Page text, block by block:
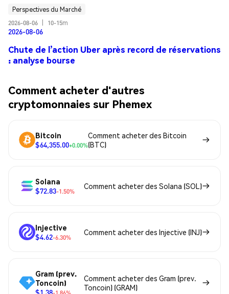
Perspectives du Marché
2026-08-06
10-15m
2026-08-06
Chute de l’action Uber après record de réservations
: analyse bourse
Comment acheter d'autres
cryptomonnaies sur Phemex
Bitcoin
$64,355.00+0.00%
Comment acheter des Bitcoin
(BTC)
Solana
$72.83-1.50%
Comment acheter des Solana (SOL)
Injective
$4.62-6.30%
Comment acheter des Injective (INJ)
Gram (prev.
Toncoin)
$1.38
Comment acheter des Gram (prev.
Toncoin) (GRAM)